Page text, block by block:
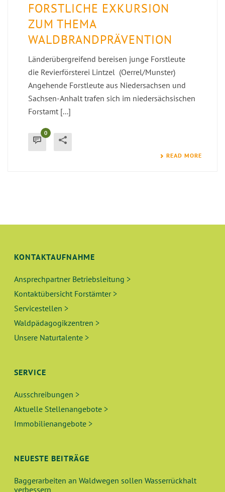
FORSTLICHE EXKURSION
ZUM THEMA
WALDBRANDPRÄVENTION
Länderübergreifend bereisen junge Forstleute
die Revierförsterei Lintzel (Oerrel/Munster)
Angehende Forstleute aus Niedersachsen und
Sachsen-Anhalt trafen sich im niedersächsischen
Forstamt [...]
0
READ MORE
KONTAKTAUFNAHME
Ansprechpartner Betriebsleitung >
Kontaktübersicht Forstämter >
Servicestellen >
Waldpädagogikzentren >
Unsere Naturtalente >
SERVICE
Ausschreibungen >
Aktuelle Stellenangebote >
Immobilienangebote >
NEUESTE BEITRÄGE
Baggerarbeiten an Waldwegen sollen Wasserrückhalt
verbessern